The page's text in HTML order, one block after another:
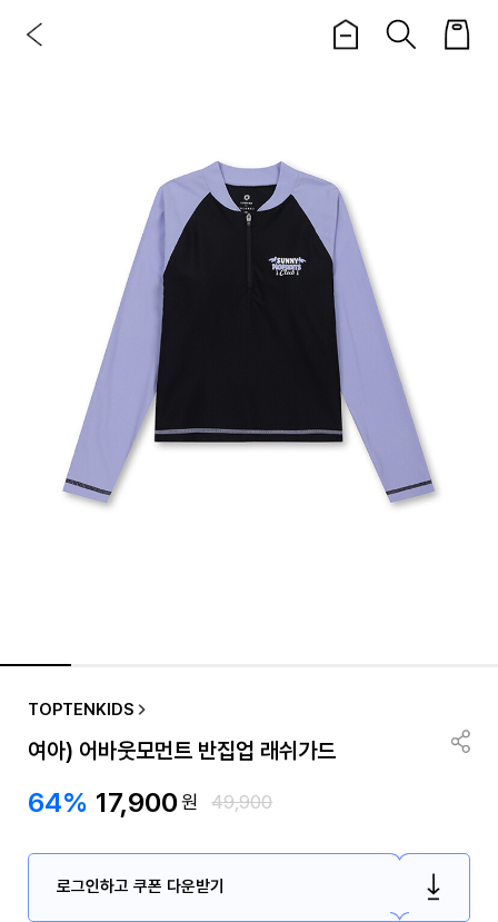
TOPTENKIDS
여아) 어바웃모먼트 반집업 래쉬가드
64% 17,900원 49,900
로그인하고 쿠폰 다운받기